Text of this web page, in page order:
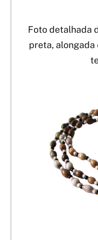
Foto detalhada
preta, alongada